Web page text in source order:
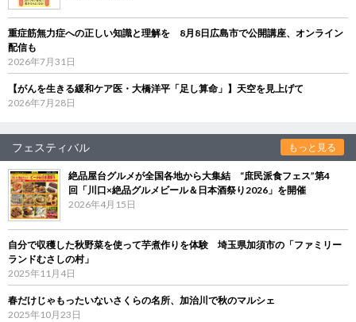
重症筋無力症への正しい知識と理解を 8月8日広島市で公開講座、オンライン
配信も
2026年7月31日
【がんを生きる緩和ケア医・大橋洋平「足し算命」】天空を見上げて
2026年7月28日
フェスティバル もっと見る
絶品屋台グルメが全国各地から大集結 “庶民派食フェス”第4
回「川口×絶品グルメビール＆日本酒祭り2026」を開催
2026年4月15日
自分で収穫した秋野菜を使って芋煮作りを体験 埼玉県加須市の「ファミリー
ランドむさしの村」
2025年11月4日
春だけじゃもったいないさくらの名所、加治川で秋のマルシェ
2025年10月23日